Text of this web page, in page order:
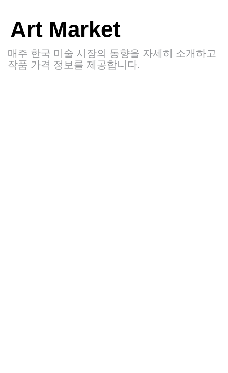
Art Market
매주 한국 미술 시장의 동향을 자세히 소개하고
작품 가격 정보를 제공합니다.